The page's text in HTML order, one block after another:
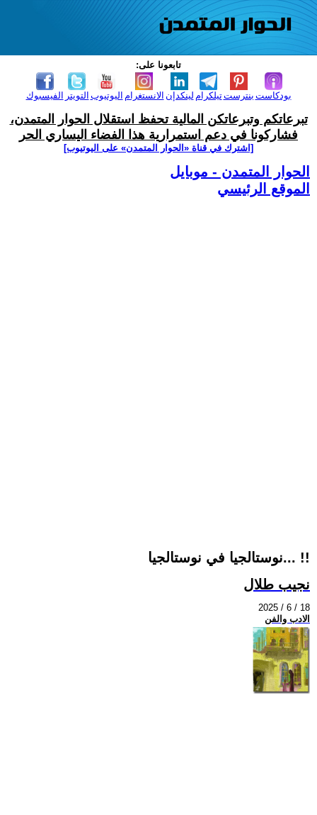
تابعونا على:
الفيسبوك التويتر اليوتيوب الانستغرام لينكدإن تيلكرامبنترست بودكاست
تبرعاتكم وتبرعاتكن المالية تحفظ استقلال الحوار المتمدن،
فشاركونا في دعم استمرارية هذا الفضاء اليساري الحر
[اشترك في قناة ‫«الحوار المتمدن» على اليوتيوب]
الحوار المتمدن - موبايل
الموقع الرئيسي
نوستالجيا في نوستالجيا... !!
نجيب طلال
2025 / 6 / 18
الادب والفن